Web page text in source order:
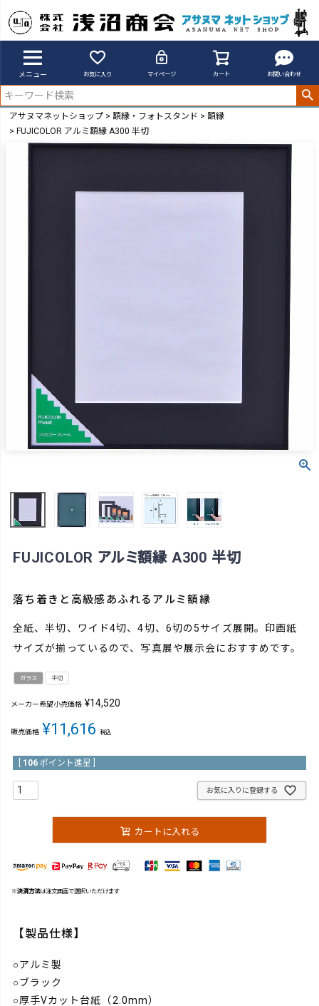
メニュー お気に入り マイページ カート お問い合わせ
アサヌマネットショップ 額縁・フォトスタンド
額縁
FUJICOLOR アルミ額縁 A300 半切
FUJICOLOR アルミ額縁 A300 半切
落ち着きと高級感あふれるアルミ額縁
全紙、半切、ワイド4切、4切、6切の5サイズ展開。印画紙
サイズが揃っているので、写真展や展示会におすすめです。
ガラス 半切
メーカー希望小売価格 ¥14,520
販売価格 ¥11,616 税込
106 ポイント進呈 ]
お気に入りに登録する
カートに入れる
※決済方法は注文画面で選択いただけます
【製品仕様】
○アルミ製
○ブラック
○厚手Vカット台紙（2.0mm）